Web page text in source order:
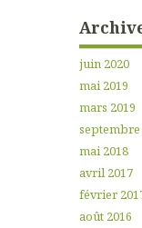
juin 2020
mai 2019
mars 2019
septembre
mai 2018
avril 2017
février
août 2016